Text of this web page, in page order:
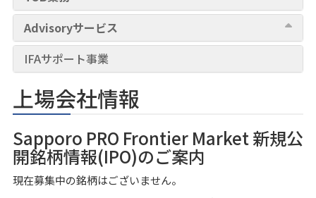
Advisoryサービス
IFAサポート事業
上場会社情報
Sapporo PRO Frontier Market 新規公
開銘柄情報(IPO)のご案内
現在募集中の銘柄はございません。